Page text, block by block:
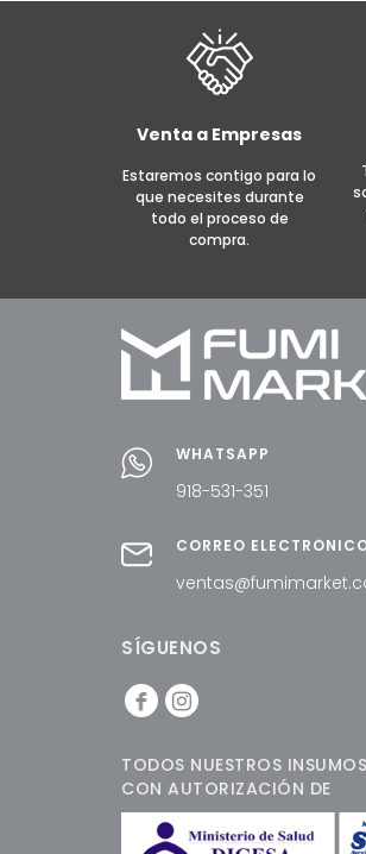
Venta a Empresas
Estaremos contigo para lo
que necesites durante
todo el proceso de
compra.
WHATSAPP
918-531-351
CORREO
SÍGUENOS
TODOS NUESTROS
CON AUTORIZACIÓN DE